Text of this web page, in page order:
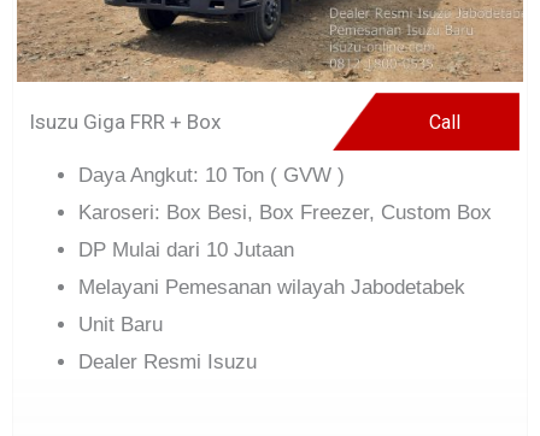
Isuzu Giga FRR + Box Call
Daya Angkut: 10 Ton ( GVW )
Karoseri: Box Besi, Box Freezer, Custom Box
DP Mulai dari 10 Jutaan
Melayani Pemesanan wilayah Jabodetabek
Unit Baru
Dealer Resmi Isuzu